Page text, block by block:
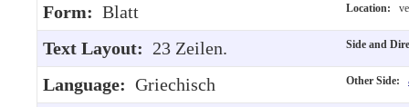
Form: Blatt Location:
Text Layout: 23 Zeilen. Side and
Language: Griechisch Other Side: